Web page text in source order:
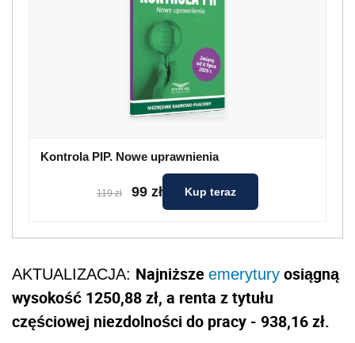
Kontrola PIP. Nowe uprawnienia
119 zł 99 zł Kup teraz
AKTUALIZACJA: Najniższe emerytury osiągną
wysokość 1250,88 zł, a renta z tytułu
częściowej niezdolności do pracy - 938,16 zł.